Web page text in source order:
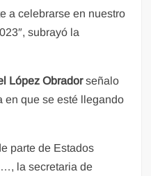
a celebrarse en nuestro
subrayó la
López Obradorseñalo
en que se esté llegando
parte de Estados
la secretaria de